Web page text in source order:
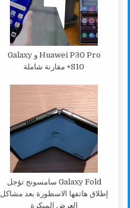
Huawei P30 Pro و Galaxy
S10+ مقارنة شاملة
Galaxy Fold سامسونج تؤجل
إطلاق هاتفها الاسطورة بعد مشاكل
العرض المبكرة